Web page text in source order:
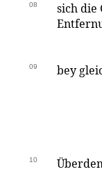
08
sich die
09 bey
10